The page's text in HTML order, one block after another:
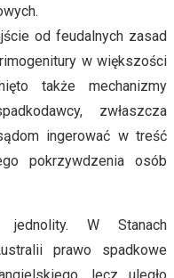
od feudalnych zasad
w większości
także mechanizmy
zwłaszcza
ingerować w treść
pokrzywdzenia osób
W Stanach
prawo spadkowe